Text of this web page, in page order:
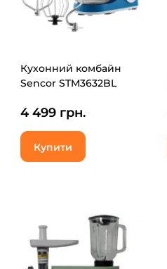
Кухонний комбайн
Sencor STM3632BL
4 499 грн.
Купити